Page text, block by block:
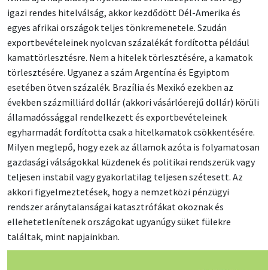
igazi rendes hitelválság, akkor kezdődött Dél-Amerika és
egyes afrikai országok teljes tönkremenetele. Szudán
exportbevételeinek nyolcvan százalékát fordította például
kamattörlesztésre. Nem a hitelek törlesztésére, a kamatok
törlesztésére. Ugyanez a szám Argentína és Egyiptom
esetében ötven százalék. Brazília és Mexikó ezekben az
években százmilliárd dollár (akkori vásárlóerejű dollár) körüli
államadóssággal rendelkezett és exportbevételeinek
egyharmadát fordította csak a hitelkamatok csökkentésére.
Milyen meglepő, hogy ezek az államok azóta is folyamatosan
gazdasági válságokkal küzdenek és politikai rendszerük vagy
teljesen instabil vagy gyakorlatilag teljesen szétesett. Az
akkori figyelmeztetések, hogy a nemzetközi pénzügyi
rendszer aránytalanságai katasztrófákat okoznak és
ellehetetlenítenek országokat ugyanúgy süket fülekre
találtak, mint napjainkban.